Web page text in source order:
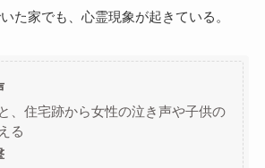
た家でも、心霊現象が起きている。
、住宅跡から女性の泣き声や子供の
る